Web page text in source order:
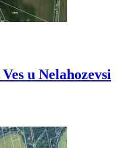
u Nelahozevsi